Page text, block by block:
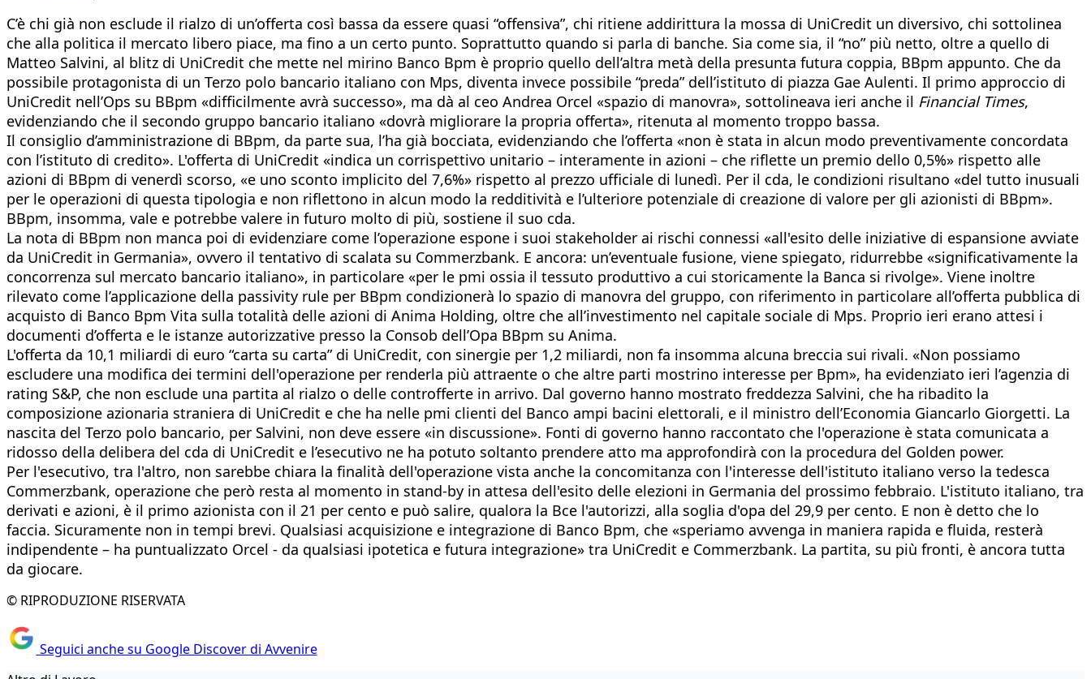
C’è chi già non esclude il rialzo di un’offerta così bassa da essere quasi “offensiva”, chi ritiene addirittura la mossa di UniCredit un diversivo, chi sottolinea
che alla politica il mercato libero piace, ma fino a un certo punto. Soprattutto quando si parla di banche. Sia come sia, il “no” più netto, oltre a quello di
Matteo Salvini, al blitz di UniCredit che mette nel mirino Banco Bpm è proprio quello dell’altra metà della presunta futura coppia, BBpm appunto. Che da
possibile protagonista di un Terzo polo bancario italiano con Mps, diventa invece possibile “preda” dell’istituto di piazza Gae Aulenti. Il primo approccio di
UniCredit nell’Ops su BBpm «difficilmente avrà successo», ma dà al ceo Andrea Orcel «spazio di manovra», sottolineava ieri anche il Financial Times,
evidenziando che il secondo gruppo bancario italiano «dovrà migliorare la propria offerta», ritenuta al momento troppo bassa.
Il consiglio d’amministrazione di BBpm, da parte sua, l’ha già bocciata, evidenziando che l’offerta «non è stata in alcun modo preventivamente concordata
con l’istituto di credito». L'offerta di UniCredit «indica un corrispettivo unitario – interamente in azioni – che riflette un premio dello 0,5%» rispetto alle
azioni di BBpm di venerdì scorso, «e uno sconto implicito del 7,6%» rispetto al prezzo ufficiale di lunedì. Per il cda, le condizioni risultano «del tutto inusuali
per le operazioni di questa tipologia e non riflettono in alcun modo la redditività e l’ulteriore potenziale di creazione di valore per gli azionisti di BBpm».
BBpm, insomma, vale e potrebbe valere in futuro molto di più, sostiene il suo cda.
La nota di BBpm non manca poi di evidenziare come l’operazione espone i suoi stakeholder ai rischi connessi «all'esito delle iniziative di espansione avviate
da UniCredit in Germania», ovvero il tentativo di scalata su Commerzbank. E ancora: un’eventuale fusione, viene spiegato, ridurrebbe «significativamente la
concorrenza sul mercato bancario italiano», in particolare «per le pmi ossia il tessuto produttivo a cui storicamente la Banca si rivolge». Viene inoltre
rilevato come l’applicazione della passivity rule per BBpm condizionerà lo spazio di manovra del gruppo, con riferimento in particolare all’offerta pubblica di
acquisto di Banco Bpm Vita sulla totalità delle azioni di Anima Holding, oltre che all’investimento nel capitale sociale di Mps. Proprio ieri erano attesi i
documenti d’offerta e le istanze autorizzative presso la Consob dell’Opa BBpm su Anima.
L'offerta da 10,1 miliardi di euro “carta su carta” di UniCredit, con sinergie per 1,2 miliardi, non fa insomma alcuna breccia sui rivali. «Non possiamo
escludere una modifica dei termini dell'operazione per renderla più attraente o che altre parti mostrino interesse per Bpm», ha evidenziato ieri l’agenzia di
rating S&P, che non esclude una partita al rialzo o delle controfferte in arrivo. Dal governo hanno mostrato freddezza Salvini, che ha ribadito la
composizione azionaria straniera di UniCredit e che ha nelle pmi clienti del Banco ampi bacini elettorali, e il ministro dell’Economia Giancarlo Giorgetti. La
nascita del Terzo polo bancario, per Salvini, non deve essere «in discussione». Fonti di governo hanno raccontato che l'operazione è stata comunicata a
ridosso della delibera del cda di UniCredit e l’esecutivo ne ha potuto soltanto prendere atto ma approfondirà con la procedura del Golden power.
Per l'esecutivo, tra l'altro, non sarebbe chiara la finalità dell'operazione vista anche la concomitanza con l'interesse dell'istituto italiano verso la tedesca
Commerzbank, operazione che però resta al momento in stand-by in attesa dell'esito delle elezioni in Germania del prossimo febbraio. L'istituto italiano, tra
derivati e azioni, è il primo azionista con il 21 per cento e può salire, qualora la Bce l'autorizzi, alla soglia d'opa del 29,9 per cento. E non è detto che lo
faccia. Sicuramente non in tempi brevi. Qualsiasi acquisizione e integrazione di Banco Bpm, che «speriamo avvenga in maniera rapida e fluida, resterà
indipendente – ha puntualizzato Orcel - da qualsiasi ipotetica e futura integrazione» tra UniCredit e Commerzbank. La partita, su più fronti, è ancora tutta
da giocare.
© RIPRODUZIONE RISERVATA
Seguici anche su Google Discover di Avvenire